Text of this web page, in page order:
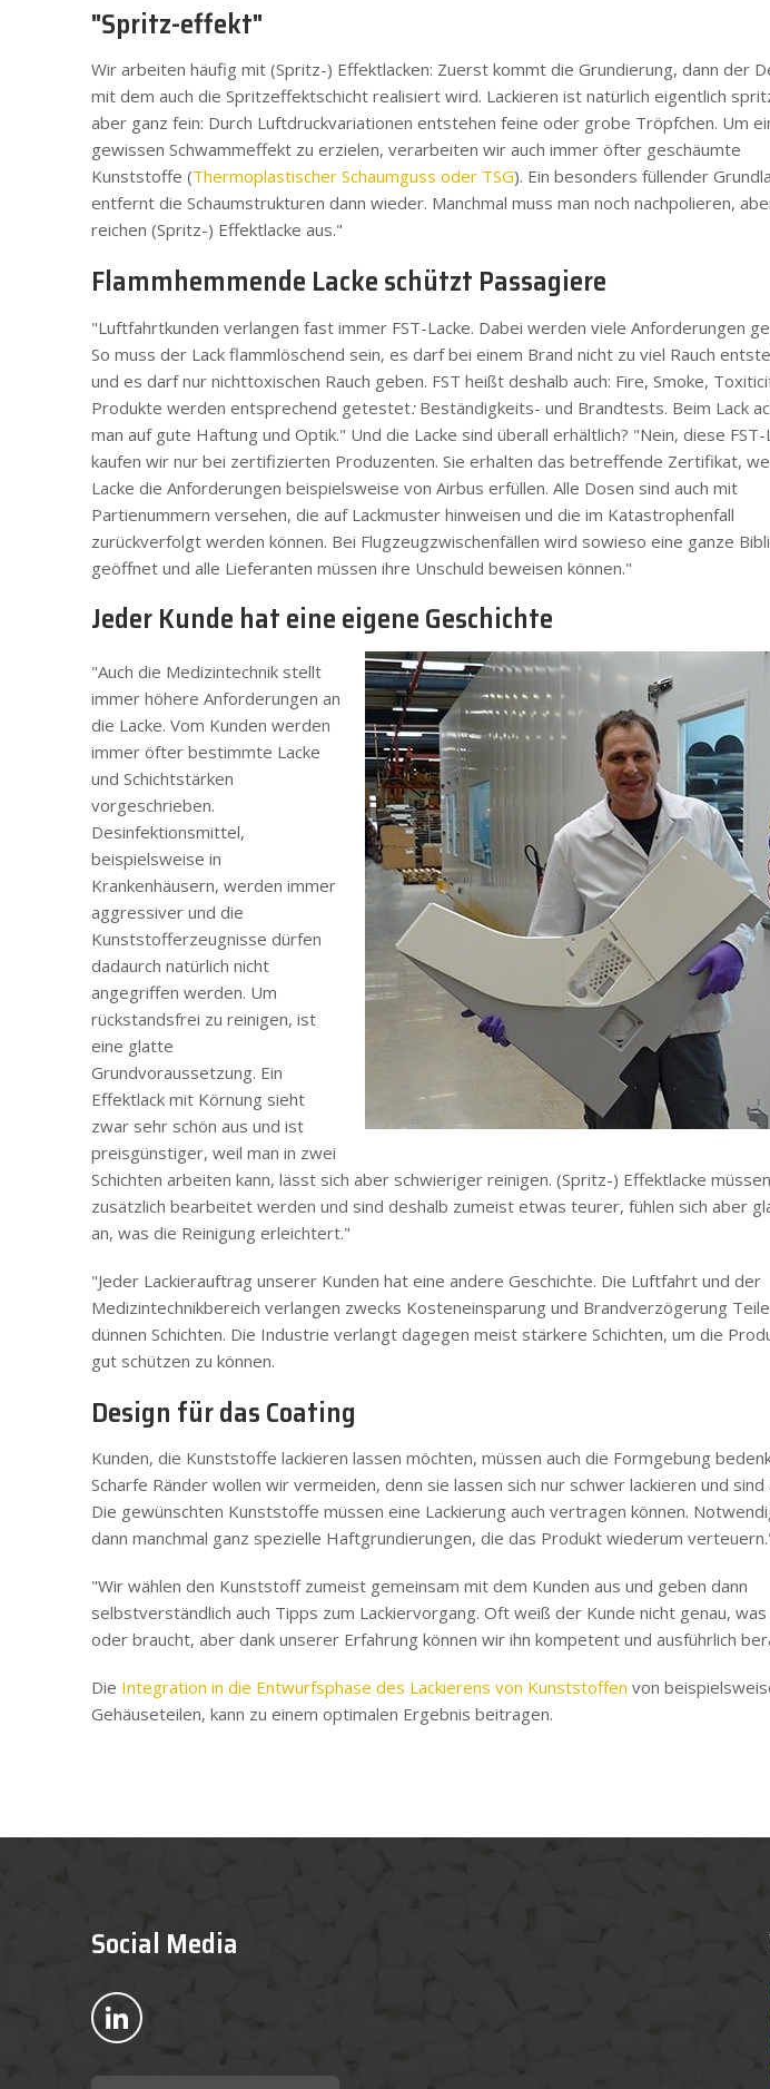
"Spritz-effekt"
Wir arbeiten häufig mit (Spritz-) Effektlacken: Zuerst kommt die Grundierung, dann der
mit dem auch die Spritzeffektschicht realisiert wird. Lackieren ist natürlich eigentlich
aber ganz fein: Durch Luftdruckvariationen entstehen feine oder grobe Tröpfchen. Um
gewissen Schwammeffekt zu erzielen, verarbeiten wir auch immer öfter geschäumte
Kunststoffe (Thermoplastischer Schaumguss oder TSG). Ein besonders füllender
entfernt die Schaumstrukturen dann wieder. Manchmal muss man noch nachpolieren,
reichen (Spritz-) Effektlacke aus."
Flammhemmende Lacke schützt Passagiere
"Luftfahrtkunden verlangen fast immer FST-Lacke. Dabei werden viele Anforderungen
So muss der Lack flammlöschend sein, es darf bei einem Brand nicht zu viel Rauch
und es darf nur nichttoxischen Rauch geben. FST heißt deshalb auch: Fire, Smoke,
Produkte werden entsprechend getestet: Beständigkeits- und Brandtests. Beim Lack
man auf gute Haftung und Optik." Und die Lacke sind überall erhältlich? "Nein, diese FST-
kaufen wir nur bei zertifizierten Produzenten. Sie erhalten das betreffende Zertifikat,
Lacke die Anforderungen beispielsweise von Airbus erfüllen. Alle Dosen sind auch mit
Partienummern versehen, die auf Lackmuster hinweisen und die im Katastrophenfall
zurückverfolgt werden können. Bei Flugzeugzwischenfällen wird sowieso eine ganze
geöffnet und alle Lieferanten müssen ihre Unschuld beweisen können."
Jeder Kunde hat eine eigene Geschichte
"Auch die Medizintechnik stellt
immer höhere Anforderungen an
die Lacke. Vom Kunden werden
immer öfter bestimmte Lacke
und Schichtstärken
vorgeschrieben.
Desinfektionsmittel,
beispielsweise in
Krankenhäusern, werden immer
aggressiver und die
Kunststofferzeugnisse dürfen
dadaurch natürlich nicht
angegriffen werden. Um
rückstandsfrei zu reinigen, ist
eine glatte
Grundvoraussetzung. Ein
Effektlack mit Körnung sieht
zwar sehr schön aus und ist
preisgünstiger, weil man in zwei
Schichten arbeiten kann, lässt sich aber schwieriger reinigen. (Spritz-) Effektlacke müssen
zusätzlich bearbeitet werden und sind deshalb zumeist etwas teurer, fühlen sich aber
an, was die Reinigung erleichtert."
"Jeder Lackierauftrag unserer Kunden hat eine andere Geschichte. Die Luftfahrt und der
Medizintechnikbereich verlangen zwecks Kosteneinsparung und Brandverzögerung
dünnen Schichten. Die Industrie verlangt dagegen meist stärkere Schichten, um die
gut schützen zu können.
Design für das Coating
Kunden, die Kunststoffe lackieren lassen möchten, müssen auch die Formgebung
Scharfe Ränder wollen wir vermeiden, denn sie lassen sich nur schwer lackieren und sind
Die gewünschten Kunststoffe müssen eine Lackierung auch vertragen können.
dann manchmal ganz spezielle Haftgrundierungen, die das Produkt wiederum
"Wir wählen den Kunststoff zumeist gemeinsam mit dem Kunden aus und geben dann
selbstverständlich auch Tipps zum Lackiervorgang. Oft weiß der Kunde nicht genau,
oder braucht, aber dank unserer Erfahrung können wir ihn kompetent und ausführlich
Die Integration in die Entwurfsphase des Lackierens von Kunststoffen von
Gehäuseteilen, kann zu einem optimalen Ergebnis beitragen.
Social Media
Bekijk ons op LinkedIn